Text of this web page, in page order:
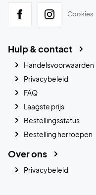
Cookies
Hulp & contact
Handelsvoorwaarden
Privacybeleid
FAQ
Laagste prijs
Bestellingsstatus
Bestelling herroepen
Over ons
Privacybeleid